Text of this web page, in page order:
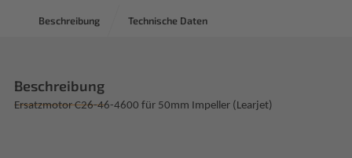
Beschreibung Technische Daten
Beschreibung
Ersatzmotor C26-46-4600 für 50mm Impeller (Learjet)